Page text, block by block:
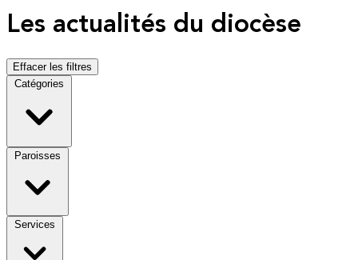
Les actualités du diocèse
Effacer les filtres
Catégories
Paroisses
Services